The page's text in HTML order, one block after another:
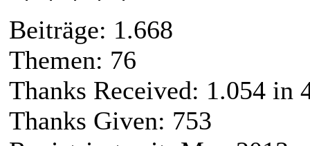
Beiträge: 1.668
Themen: 76
Thanks Received: 1.054 in
Thanks Given: 753